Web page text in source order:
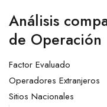
Análisis
de Operación
Factor Evaluado
Operadores Extranjeros
Sitios Nacionales